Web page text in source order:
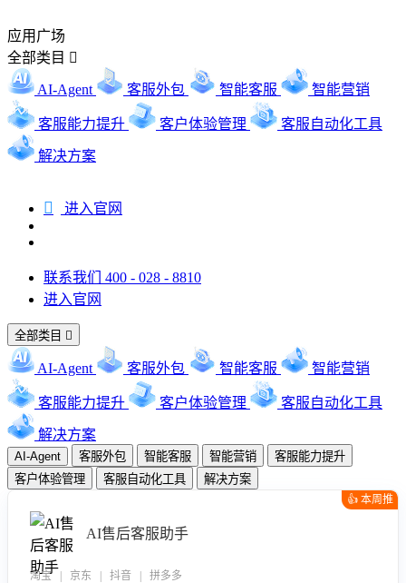
应用广场
全部类目 
AI-Agent 客服外包 智能客服 智能营销
客服能力提升 客户体验管理 客服自动化工具
解决方案
 进入官网
联系我们 400 - 028 - 8810
进入官网
全部类目 
AI-Agent 客服外包 智能客服 智能营销
客服能力提升 客户体验管理 客服自动化工具
解决方案
AI-Agent 客服外包 智能客服 智能营销
客服能力提升
客户体验管理
客服自动化工具 解决方案
👍 本周推
AI售后客服助手
淘宝 | 京东 | 抖音 | 拼多多